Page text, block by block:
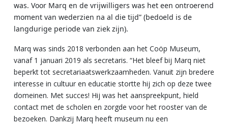
was. Voor Marq en de vrijwilligers was het een ontroerend
moment van wederzien na al die tijd” (bedoeld is de
langdurige periode van ziek zijn).
Marq was sinds 2018 verbonden aan het Coöp Museum,
vanaf 1 januari 2019 als secretaris. “Het bleef bij Marq niet
beperkt tot secretariaatswerkzaamheden. Vanuit zijn bredere
interesse in cultuur en educatie stortte hij zich op deze twee
domeinen. Met succes! Hij was het aanspreekpunt, hield
contact met de scholen en zorgde voor het rooster van de
bezoeken. Dankzij Marq heeft museum nu een